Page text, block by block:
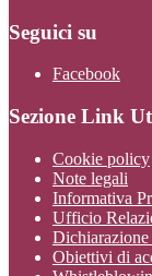
Seguici su
Facebook
Sezione Link
Cookie policy
Note legali
Informativa
Ufficio
Dichiarazione
Obiettivi di